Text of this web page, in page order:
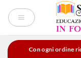
Con ogni ordine